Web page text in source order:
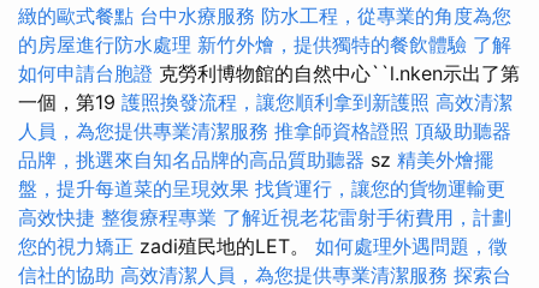
緻的歐式餐點 台中水療服務 防水工程，從專業的角度為您
的房屋進行防水處理 新竹外燴，提供獨特的餐飲體驗 了解
如何申請台胞證 克勞利博物館的自然中心``l.nken示出了第
一個，第19 護照換發流程，讓您順利拿到新護照 高效清潔
人員，為您提供專業清潔服務 推拿師資格證照 頂級助聽器
品牌，挑選來自知名品牌的高品質助聽器 sz 精美外燴擺
盤，提升每道菜的呈現效果 找貨運行，讓您的貨物運輸更
高效快捷 整復療程專業 了解近視老花雷射手術費用，計劃
您的視力矯正 zadi殖民地的LET。 如何處理外遇問題，徵
信社的協助 高效清潔人員，為您提供專業清潔服務 探索台